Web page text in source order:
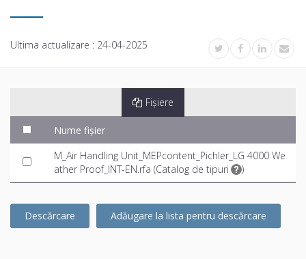
Ultima actualizare : 24-04-2025
Fișiere
Nume fișier
M_Air Handling Unit_MEPcontent_Pichler_LG 4000 We
ather Proof_INT-EN.rfa (Catalog de tipuri )
Descărcare Adăugare la lista pentru descărcare